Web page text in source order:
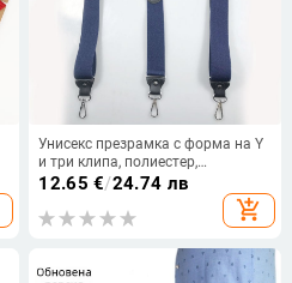
Унисекс презрамка с форма на Y
и три клипа, полиестер,
регулируема дължина
12.65 €/24.74 лв
add_shopping_cart